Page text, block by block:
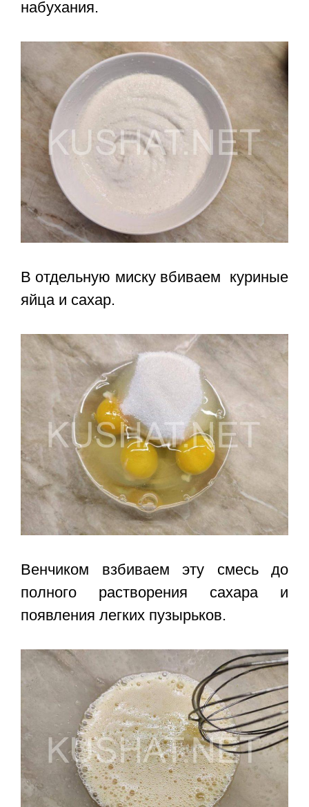
набухания.
В отдельную миску вбиваем куриные
яйца и сахар.
Венчиком взбиваем эту смесь до
полного растворения сахара и
появления легких пузырьков.